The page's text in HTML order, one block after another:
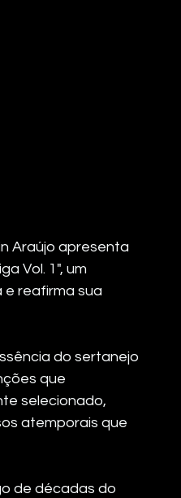
Araújo apresenta
Vol. 1", um
e reafirma sua
do sertanejo
que
selecionado,
atemporais que
de décadas do